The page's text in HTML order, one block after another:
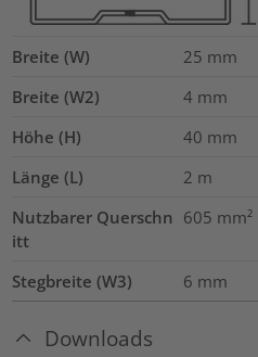
Breite (W) 25 mm
Breite (W2)
4 mm
Höhe (H)
40 mm
Länge (L)
2 m
Nutzbarer Querschn
itt
605 mm²
Stegbreite (W3) 6 mm
Downloads